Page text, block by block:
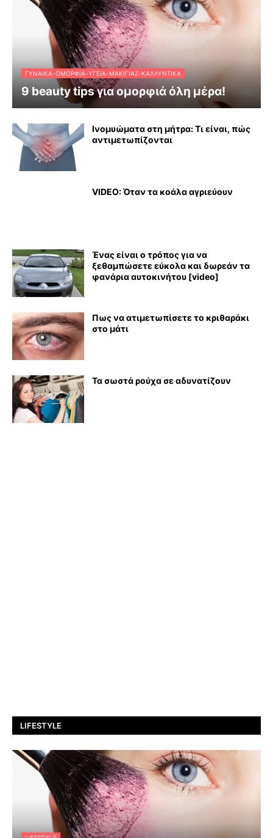
ΓΥΝΑΊΚΑ-ΟΜΟΡΦΙΆ-ΥΓΕΊΑ-ΜΑΚΙΓΙΆΖ-ΚΑΛΛΥΝΤΙΚΆ
9 beauty tips για ομορφιά όλη μέρα!
Ινομυώματα στη μήτρα: Τι είναι, πώς
αντιμετωπίζονται
VIDEO: Όταν τα κοάλα αγριεύουν
Ένας είναι ο τρόπος για να
ξεθαμπώσετε εύκολα και δωρεάν τα
φανάρια αυτοκινήτου [video]
Πως να ατιμετωπίσετε το κριθαράκι
στο μάτι
Τα σωστά ρούχα σε αδυνατίζουν
LIFESTYLE